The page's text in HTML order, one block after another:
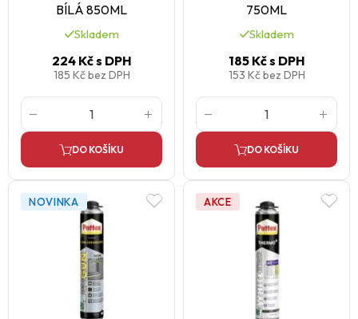
BÍLÁ 850ML
Skladem
224 Kčs DPH
185 Kčbez DPH
DO KOŠÍKU
750ML
Skladem
185 Kčs DPH
153 Kčbez DPH
DO KOŠÍKU
NOVINKA AKCE